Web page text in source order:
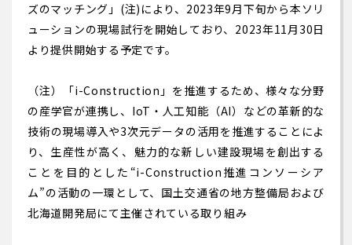
ズのマッチング」(注)により、2023年9月下旬から本ソリ
ューションの現場試行を開始しており、2023年11月30日
より提供開始する予定です。
（注）「i-Construction」を推進するため、様々な分野
の産学官が連携し、IoT・人工知能（AI）などの革新的な
技術の現場導入や3次元データの活用を推進することによ
り、生産性が高く、魅力的な新しい建設現場を創出する
ことを目的とした“i-Construction推進コンソーシア
ム”の活動の一環として、国土交通省の地方整備局および
北海道開発局にて主催されている取り組み